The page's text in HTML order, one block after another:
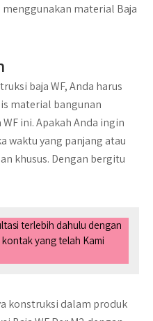
material Baja
baja WF, Anda harus
material bangunan
ini. Apakah Anda ingin
waktu yang panjang atau
khusus. Dengan bergitu
terlebih dahulu dengan
yang telah Kami
konstruksi dalam produk